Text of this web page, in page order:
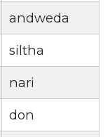
andweda
siltha
nari
don